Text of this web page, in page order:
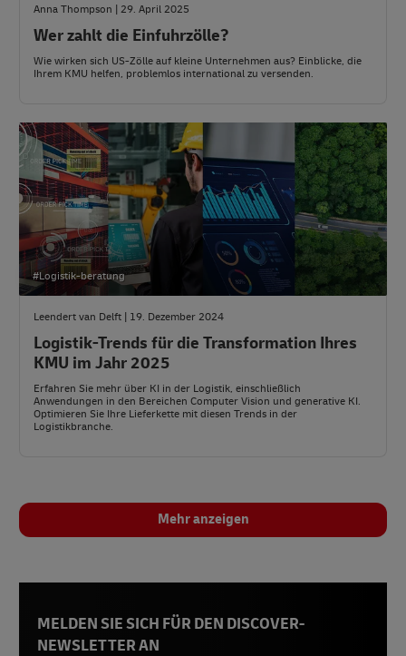
Anna Thompson | 29. April 2025
Wer zahlt die Einfuhrzölle?
Wie wirken sich US-Zölle auf kleine Unternehmen aus? Einblicke, die
Ihrem KMU helfen, problemlos international zu versenden.
#Logistik-beratung
Leendert van Delft | 19. Dezember 2024
Logistik-Trends für die Transformation Ihres
KMU im Jahr 2025
Erfahren Sie mehr über KI in der Logistik, einschließlich
Anwendungen in den Bereichen Computer Vision und generative KI.
Optimieren Sie Ihre Lieferkette mit diesen Trends in der
Logistikbranche.
Mehr anzeigen
MELDEN SIE SICH FÜR DEN DISCOVER-
NEWSLETTER AN